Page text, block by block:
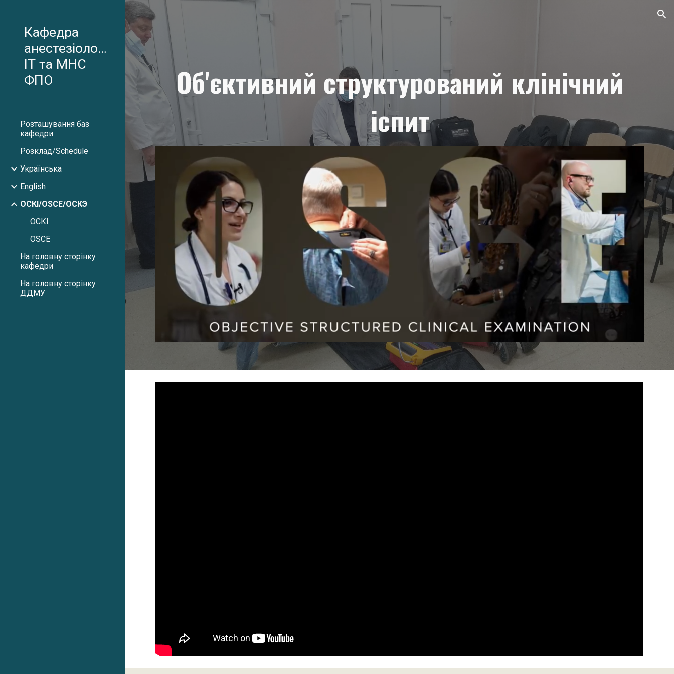
Skip to main content Skip to navigation
Кафедра
анестезіології,
ІТ та МНС
ФПО
Розташування баз
кафедри
Розклад/Schedule
Українська
English
ОСКІ/OSCE/ОСКЭ
ОСКІ
OSCE
На головну сторінку
кафедри
На головну сторінку
ДДМУ
Об'єктивний структурований клінічний
іспит